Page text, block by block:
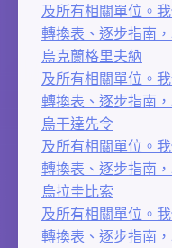
及所有相關單位。
轉換表、逐步指南
烏克蘭格里夫納
及所有相關單位。
轉換表、逐步指南
烏干達先令
及所有相關單位。
轉換表、逐步指南
烏拉圭比索
及所有相關單位。
轉換表、逐步指南